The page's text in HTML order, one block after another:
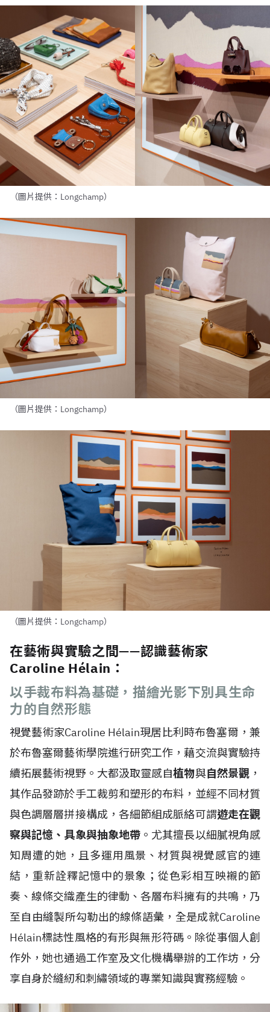
（圖片提供：Longchamp）
（圖片提供：Longchamp）
（圖片提供：Longchamp）
在藝術與實驗之間——認識藝術家
Caroline Hélain：
以手裁布料為基礎，描繪光影下別具生命
力的自然形態
視覺藝術家Caroline Hélain現居比利時布魯塞爾，兼
於布魯塞爾藝術學院進行研究工作，藉交流與實驗持
續拓展藝術視野。大都汲取靈感自植物與自然景觀 ，
其作品發跡於手工裁剪和塑形的布料，並經不同材質
與色調層層拼接構成，各細節組成脈絡可謂遊走在觀
察與記憶、具象與抽象地帶 。尤其擅長以細膩視角感
知周遭的她，且多運用風景、材質與視覺感官的連
結，重新詮釋記憶中的景象；從色彩相互映襯的節
奏、線條交織產生的律動、各層布料擁有的共鳴，乃
至自由縫製所勾勒出的線條語彙，全是成就Caroline
Hélain標誌性風格的有形與無形符碼。除從事個人創
作外，她也通過工作室及文化機構舉辦的工作坊，分
享自身於縫紉和刺繡領域的專業知識與實務經驗。